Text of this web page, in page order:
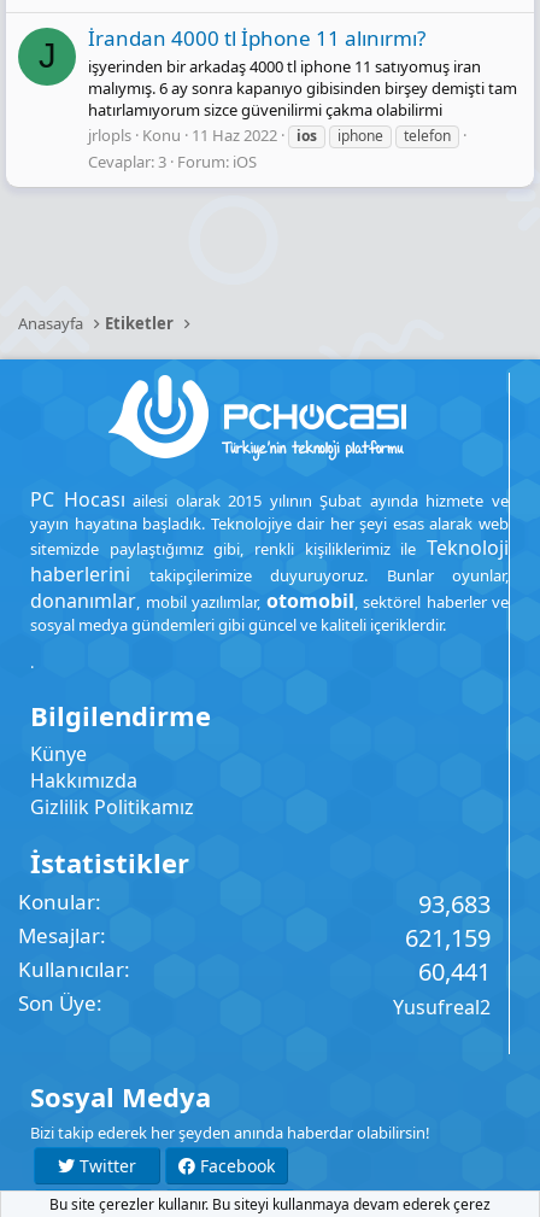
J İrandan 4000 tl İphone 11 alınırmı?
işyerinden bir arkadaş 4000 tl iphone 11 satıyomuş iran
malıymış. 6 ay sonra kapanıyo gibisinden birşey demişti tam
hatırlamıyorum sizce güvenilirmi çakma olabilirmi
jrlopls Konu 11 Haz 2022 ios iphone telefon
Cevaplar: 3 Forum: iOS
Anasayfa Etiketler
PC Hocası ailesi olarak 2015 yılının Şubat ayında hizmete ve
yayın hayatına başladık. Teknolojiye dair her şeyi esas alarak web
sitemizde paylaştığımız gibi, renkli kişiliklerimiz ile Teknoloji
haberlerini takipçilerimize duyuruyoruz. Bunlar oyunlar,
donanımlar, mobil yazılımlar, otomobil, sektörel haberler ve
sosyal medya gündemleri gibi güncel ve kaliteli içeriklerdir.
.
Bilgilendirme
Künye
Hakkımızda
Gizlilik Politikamız
İstatistikler
Konular 93,683
Mesajlar 621,159
Kullanıcılar 60,441
Son Üye Yusufreal2
Sosyal Medya
Bizi takip ederek her şeyden anında haberdar olabilirsin!
Twitter
Facebook
YouTube
Instagram
Bu site çerezler kullanır. Bu siteyi kullanmaya devam ederek çerez